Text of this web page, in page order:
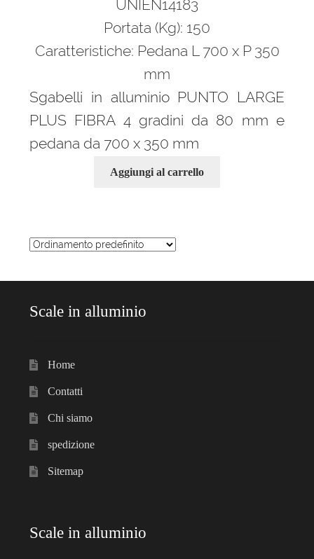
UNIEN14183
Portata (Kg): 150
Caratteristiche: Pedana L 700 x P 350
mm
Sgabelli in alluminio PUNTO LARGE
PLUS FIBRA 4 gradini da 80 mm e
pedana da 700 x 350 mm
Aggiungi al carrello
Scale in alluminio
Home
Contatti
Chi siamo
spedizione
Sitemap
Scale in alluminio